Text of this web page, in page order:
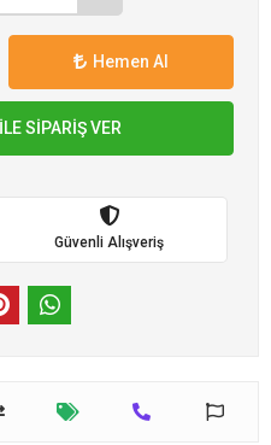
Hemen Al
SİPARİŞ VER
Güvenli Alışveriş